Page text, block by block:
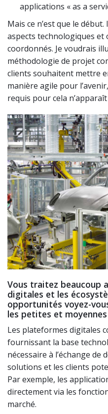
applications « as a
Mais ce n’est que le
aspects technologiques
coordonnés. Je voudrais
méthodologie de projet
clients souhaitent mettre
manière agile pour
requis pour cela
Vous traitez beaucoup
digitales et les
opportunités voyez-
les petites et
Les plateformes digitales
fournissant la base
nécessaire à l’échange de
solutions et les clients
Par exemple, les
directement via les
marché.